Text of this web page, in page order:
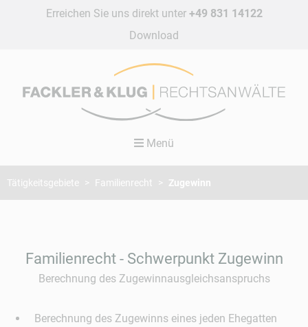
Erreichen Sie uns direkt unter +49 831 14122
Navigation
Download
Menü
Tätigkeitsgebiete Familienrecht Zugewinn
Familienrecht - Schwerpunkt Zugewinn
Berechnung des Zugewinnausgleichsanspruchs
Berechnung des Zugewinns eines jeden Ehegatten